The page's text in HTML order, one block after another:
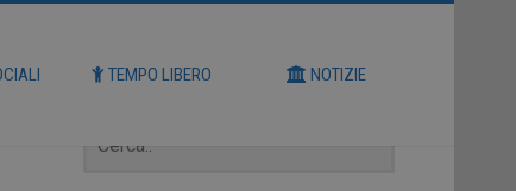
TEMPO LIBERO NOTIZIE